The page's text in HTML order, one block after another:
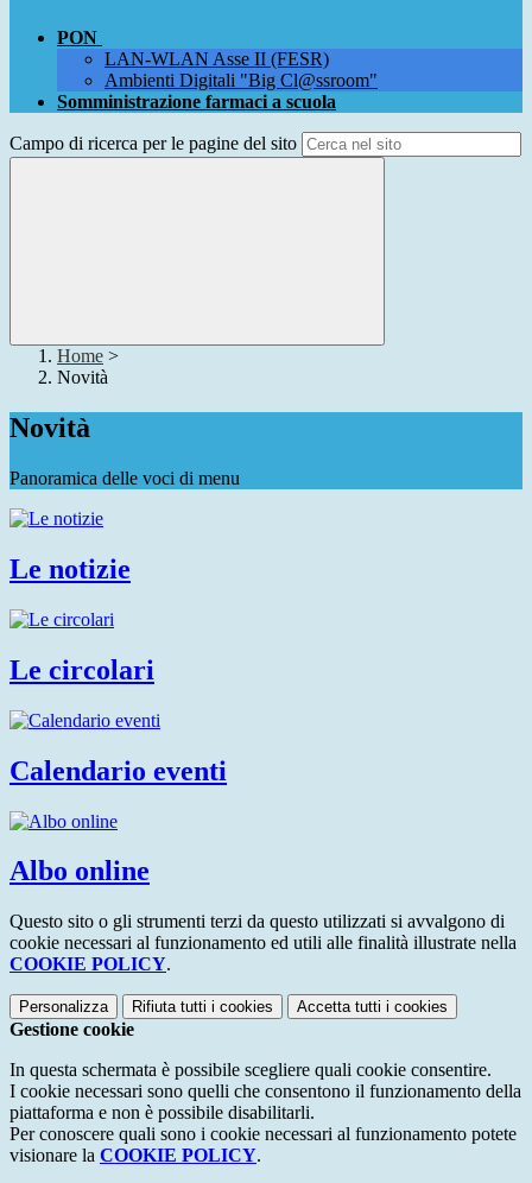
PON
LAN-WLAN Asse II (FESR)
Ambienti Digitali "Big Cl@ssroom"
Somministrazione farmaci a scuola
Campo di ricerca per le pagine del sito
Home >
Novità
Novità
Panoramica delle voci di menu
Le notizie
Le circolari
Calendario eventi
Albo online
Questo sito o gli strumenti terzi da questo utilizzati si avvalgono di
cookie necessari al funzionamento ed utili alle finalità illustrate nella
COOKIE POLICY.
Personalizza Rifiuta tutti i cookies Accetta tutti i cookies
Gestione cookie
In questa schermata è possibile scegliere quali cookie consentire.
I cookie necessari sono quelli che consentono il funzionamento della
piattaforma e non è possibile disabilitarli.
Per conoscere quali sono i cookie necessari al funzionamento potete
visionare la COOKIE POLICY.